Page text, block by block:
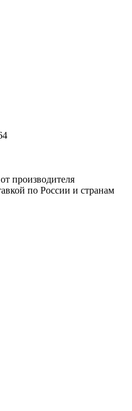
производителя
по России и странам